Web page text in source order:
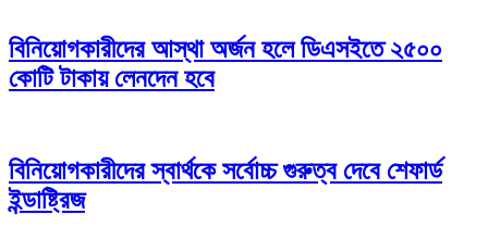
বিনিয়োগকারীদের আস্থা অর্জন হলে ডিএসইতে ২৫০০
কোটি টাকায় লেনদেন হবে
বিনিয়োগকারীদের স্বার্থকে সর্বোচ্চ গুরুত্ব দেবে শেফার্ড
ইন্ডাষ্ট্রিজ